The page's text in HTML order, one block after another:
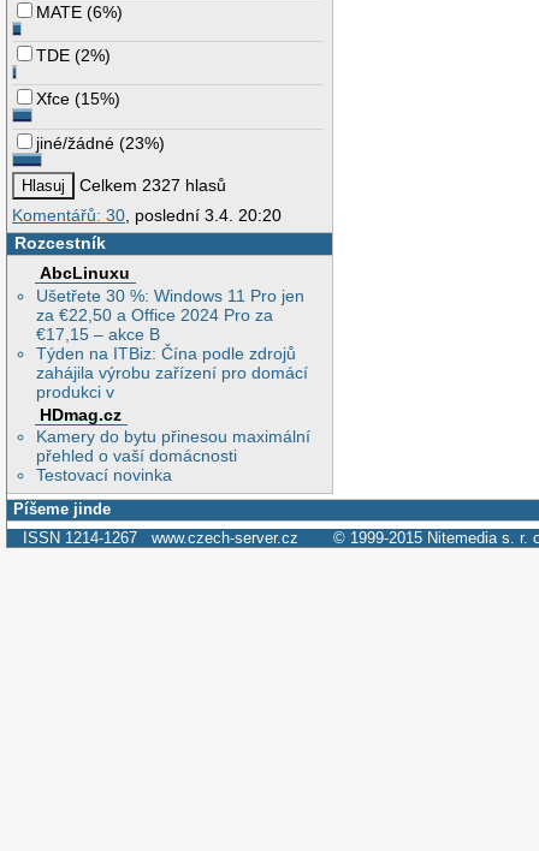
MATE (6%)
TDE (2%)
Xfce (15%)
jiné/žádné (23%)
Celkem 2327 hlasů
Komentářů: 30, poslední 3.4. 20:20
Rozcestník
AbcLinuxu
Ušetřete 30 %: Windows 11 Pro jen
za €22,50 a Office 2024 Pro za
€17,15 – akce B
Týden na ITBiz: Čína podle zdrojů
zahájila výrobu zařízení pro domácí
produkci v
HDmag.cz
Kamery do bytu přinesou maximální
přehled o vaší domácnosti
Testovací novinka
Píšeme jinde
ISSN 1214-1267 www.czech-server.cz © 1999-2015 Nitemedia s. r.